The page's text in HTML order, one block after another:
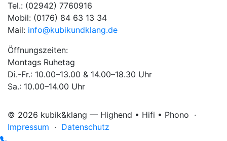
Tel.: (02942) 7760916
Mobil: (0176) 84 63 13 34
Mail: info@kubikundklang.de
Öffnungszeiten:
Montags Ruhetag
Di.-Fr.: 10.00–13.00 & 14.00–18.30 Uhr
Sa.: 10.00–14.00 Uhr
© 2026 kubik&klang — Highend • Hifi • Phono ·
Impressum · Datenschutz